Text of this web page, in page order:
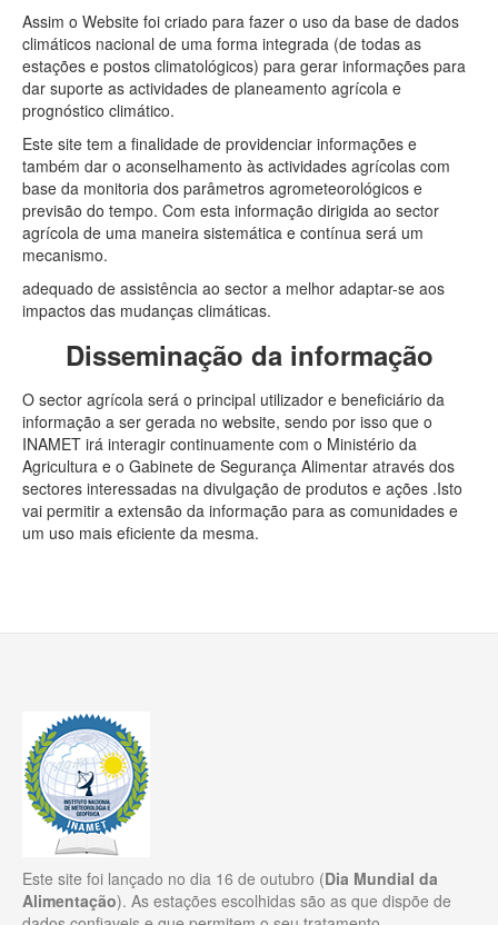
Índice de seca
Índice de seca agrícola
Adversidades agrometeorológicas
Calendário agrícola
Área restrita
Assim o Website foi criado para fazer o uso da base de dados
climáticos nacional de uma forma integrada (de todas as
estações e postos climatológicos) para gerar informações para
dar suporte as actividades de planeamento agrícola e
prognóstico climático.
Este site tem a finalidade de providenciar informações e
também dar o aconselhamento às actividades agrícolas com
base da monitoria dos parâmetros agrometeorológicos e
previsão do tempo. Com esta informação dirigida ao sector
agrícola de uma maneira sistemática e contínua será um
mecanismo.
adequado de assistência ao sector a melhor adaptar-se aos
impactos das mudanças climáticas.
Disseminação da informação
O sector agrícola será o principal utilizador e beneficiário da
informação a ser gerada no website, sendo por isso que o
INAMET irá interagir continuamente com o Ministério da
Agricultura e o Gabinete de Segurança Alimentar através dos
sectores interessadas na divulgação de produtos e ações .Isto
vai permitir a extensão da informação para as comunidades e
um uso mais eficiente da mesma.
Este site foi lançado no dia 16 de outubro (Dia Mundial da
Alimentação). As estações escolhidas são as que dispõe de